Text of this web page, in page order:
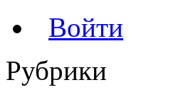
Войти
Рубрики